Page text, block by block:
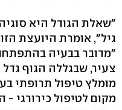
"שאלת הגודל היא
גיל", אומרת היועצת
"מדובר בבעיה
צעיר, שבגללה הגוף
מומלץ טיפול תרופתי
מקום לטיפול כירורגי